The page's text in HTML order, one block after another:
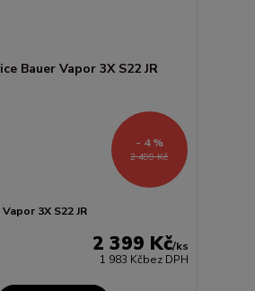
2 499 Kč
- 4 %
3X S22 JR
2 399 Kč/ks
1 983 Kčbez DPH